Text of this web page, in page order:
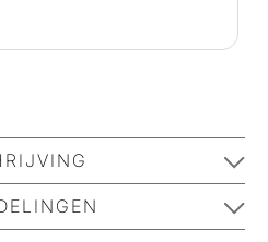
Tandenborstel is de
een diepere en effectievere